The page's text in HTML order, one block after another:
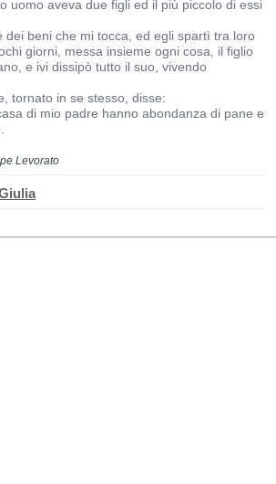
uomo aveva due figli ed il più piccolo di essi
dei beni che mi tocca, ed egli spartì tra loro
giorni, messa insieme ogni cosa, il figlio
e ivi dissipò tutto il suo, vivendo
tornato in se stesso, disse:
di mio padre hanno abondanza di pane e
Levorato